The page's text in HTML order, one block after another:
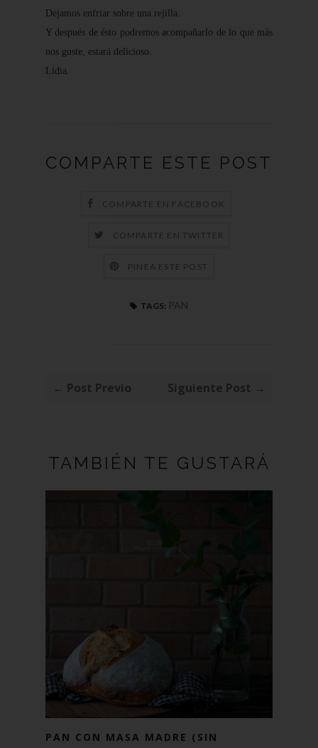
Dejamos enfriar sobre una rejilla.
Y después de ésto podremos acompañarlo de lo que más
nos guste, estará delicioso.
Lidia.
COMPARTE ESTE POST
COMPARTE EN FACEBOOK
COMPARTE EN TWITTER
PINEA ESTE POST
TAGS: PAN
← Post Previo Siguiente Post →
TAMBIÉN TE GUSTARÁ
PAN CON MASA MADRE (SIN